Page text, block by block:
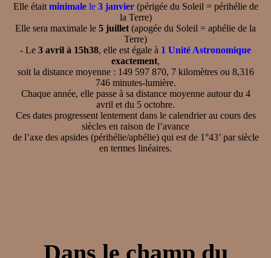
Elle était minimalele 3 janvier(périgée du Soleil = périhélie de
la Terre)
Elle sera maximale le 5 juillet (apogée du Soleil = aphélie de la
Terre)
- Le 3 avril à 15h38, elle est égale à 1 Unité Astronomique
exactement,
soit la distance moyenne : 149 597 870, 7 kilomètres ou 8,316
746 minutes-lumière.
Chaque année, elle passe à sa distance moyenne autour du 4
avril et du 5 octobre.
Ces dates progressent lentement dans le calendrier au cours des
siècles en raison de l’avance
de l’axe des apsides (périhélie/aphélie) qui est de 1°43’ par siècle
en termes linéaires.